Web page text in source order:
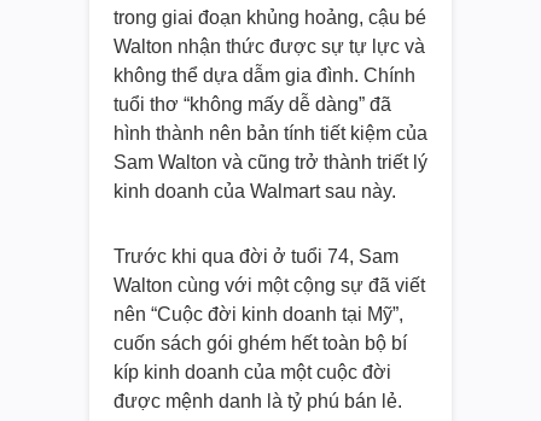
trong giai đoạn khủng hoảng, cậu bé
Walton nhận thức được sự tự lực và
không thể dựa dẫm gia đình. Chính
tuổi thơ “không mấy dễ dàng” đã
hình thành nên bản tính tiết kiệm của
Sam Walton và cũng trở thành triết lý
kinh doanh của Walmart sau này.
Trước khi qua đời ở tuổi 74, Sam
Walton cùng với một cộng sự đã viết
nên “Cuộc đời kinh doanh tại Mỹ”,
cuốn sách gói ghém hết toàn bộ bí
kíp kinh doanh của một cuộc đời
được mệnh danh là tỷ phú bán lẻ.